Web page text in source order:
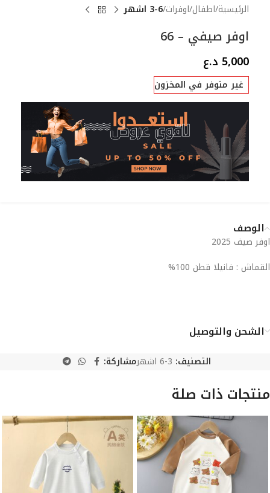
الرئيسية اطفال اوفرات 3-6 اشهر
اوفر صيفي – 66
5,000 د.ع
غير متوفر في المخزون
الوصف
اوفر صيف 2025
القماش : فانيلا قطن 100%
الشحن والتوصيل
التصنيف: 3-6 اشهر مشاركة:
منتجات ذات صلة